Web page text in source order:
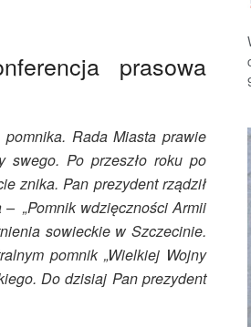
prasowa
Rada Miasta prawie
swego. Po przeszło roku po
znika. Pan prezydent rządził
„Pomnik wdzięczności Armii
sowieckie w Szczecinie.
pomnik „Wielkiej Wojny
Do dzisiaj Pan prezydent